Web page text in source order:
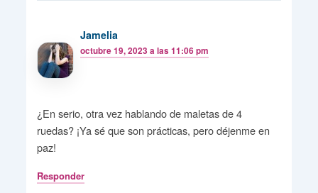
Jamelia
octubre 19, 2023 a las 11:06 pm
¿En serio, otra vez hablando de maletas de 4
ruedas? ¡Ya sé que son prácticas, pero déjenme en
paz!
Responder